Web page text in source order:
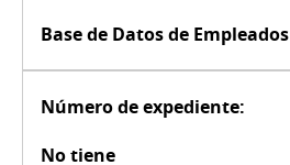
Base de Datos de Empleados
Número de expediente:
No tiene